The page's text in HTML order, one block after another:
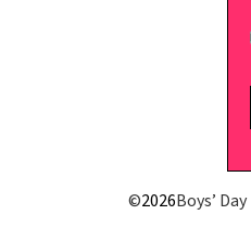
©2026Boys’ Day